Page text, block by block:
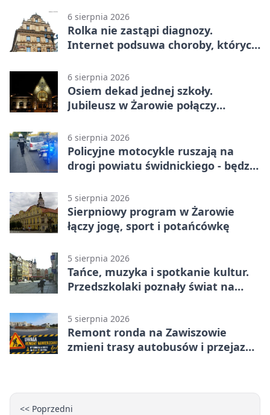
6 sierpnia 2026
Rolka nie zastąpi diagnozy.
Internet podsuwa choroby, których
6 sierpnia 2026
Osiem dekad jednej szkoły.
Jubileusz w Żarowie połączy
6 sierpnia 2026
Policyjne motocykle ruszają na
drogi powiatu świdnickiego - będzie
5 sierpnia 2026
Sierpniowy program w Żarowie
łączy jogę, sport i potańcówkę
5 sierpnia 2026
Tańce, muzyka i spotkanie kultur.
Przedszkolaki poznały świat na
5 sierpnia 2026
Remont ronda na Zawiszowie
zmieni trasy autobusów i przejazd
<< Poprzedni